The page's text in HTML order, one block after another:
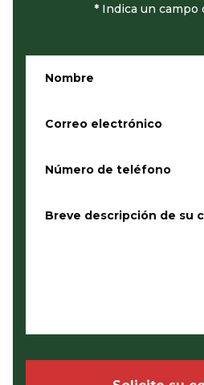
* Indica un campo
Nombre
Correo electrónico
Número de teléfono
Breve descripción de su